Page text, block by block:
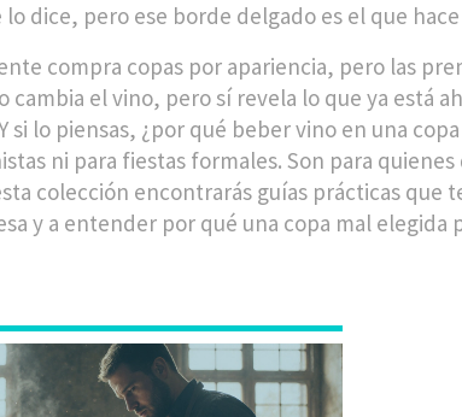
dice, pero ese borde delgado es el que
compra copas por apariencia, pero las
cambia el vino, pero sí revela lo que ya está
si lo piensas, ¿por qué beber vino en una
ni para fiestas formales. Son para
colección encontrarás guías prácticas que
y a entender por qué una copa mal